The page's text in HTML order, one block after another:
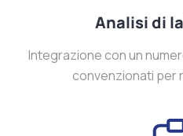
Analisi di
Integrazione con un
convenzionati per